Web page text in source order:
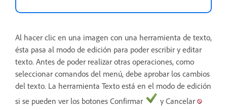
Al hacer clic en una imagen con una herramienta de texto,
ésta pasa al modo de edición para poder escribir y editar
texto. Antes de poder realizar otras operaciones, como
seleccionar comandos del menú, debe aprobar los cambios
del texto. La herramienta Texto está en el modo de edición
si se pueden ver los botones Confirmar
y Cancelar